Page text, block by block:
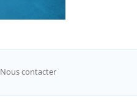
Nous contacter